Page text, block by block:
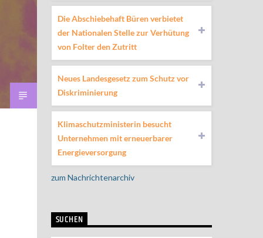
Die Abschiebehaft Büren verbietet
der Nationalen Stelle zur Verhütung
von Folter den Zutritt
Neues Landesgesetz zum Schutz vor
Diskriminierung
Klimaschutzministerin besucht
Unternehmen mit erneuerbarer
Energieversorgung
zum Nachrichtenarchiv
SUCHEN